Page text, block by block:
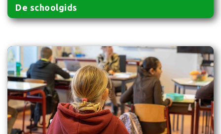
De schoolgids